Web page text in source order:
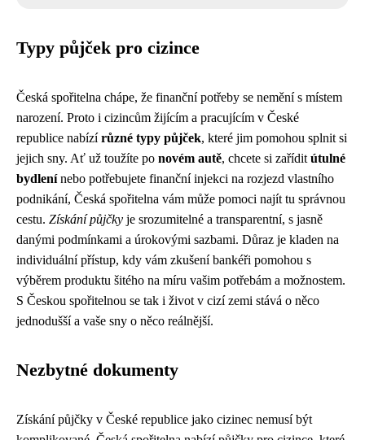
Typy půjček pro cizince
Česká spořitelna chápe, že finanční potřeby se nemění s místem
narození. Proto i cizincům žijícím a pracujícím v České
republice nabízírůzné typy půjček, které jim pomohou splnit si
jejich sny. Ať už toužíte po novém autě, chcete si zařídit útulné
bydlenínebo potřebujete finanční injekci na rozjezd vlastního
podnikání, Česká spořitelna vám může pomoci najít tu správnou
cestu. Získání půjčky je srozumitelné a transparentní, s jasně
danými podmínkami a úrokovými sazbami. Důraz je kladen na
individuální přístup, kdy vám zkušení bankéři pomohou s
výběrem produktu šitého na míru vašim potřebám a možnostem.
S Českou spořitelnou se tak i život v cizí zemi stává o něco
jednodušší a vaše sny o něco reálnější.
Nezbytné dokumenty
Získání půjčky v České republice jako cizinec nemusí být